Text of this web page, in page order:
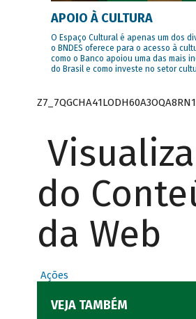
APOIO À CULTURA
O Espaço Cultural é apenas um dos
o BNDES oferece para o acesso à
como o Banco apoiou uma das mais
do Brasil e como investe no setor
do
da Web
Ações
VEJA TAMBÉM